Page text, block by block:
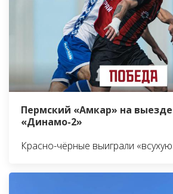
Пермский «Амкар» на
«Динамо-2»
Красно-чёрные выиграли